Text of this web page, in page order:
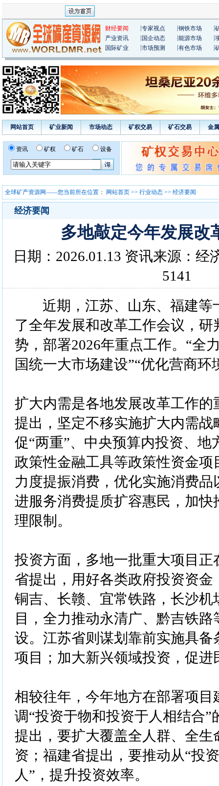
财经要闻 专家视点 钢铁市场
产业资讯
国企动态 能源市场
国际矿业
市场预测 有色市场
网站首页 矿业新闻 市场动态 矿权交易 矿石交易 金
资讯 矿权 矿石 设备
全球矿产资源网——您当前所在位置： 网站首页 >> 行业动态 >> 经济要闻
经济要闻
多地敲定今年发展改
日期：2026.01.13 资讯来源：经
5141
近期，江苏、山东、福建等
了全年发展和改革工作会议，研
势，部署2026年重点工作。“全
国统一大市场建设”“优化营商环
扩大内需是各地发展改革工作的
提出，坚定不移实施扩大内需战
促“两重”、中央预算内投资、地
政策性金融工具等政策性资金项
力度提振消费，优化实施消费品
进服务消费提质扩容惠民，加快
理限制。
投资方面，多地一批重大项目正
省提出，用好各类政府投资资金
铜吉、长赣、宜常铁路，长沙机
目，全力推动永清广、黔吉铁
设。江苏省则谋划靠前实施具备
项目；加大新兴领域投资，促进
相较往年，今年地方在部署项目
调“投资于物和投资于人相结合”
提出，要扩大覆盖全人群、全生
资；福建省提出，要推动从“投
人”，提升投资效率。